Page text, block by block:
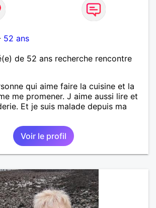
52 ans
de 52 ans recherche rencontre
qui aime faire la cuisine et la
me promener. J aime aussi lire et
Et je suis malade depuis ma
Voir le profil